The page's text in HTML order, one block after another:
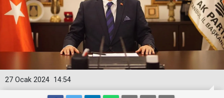
14:54
27 Ocak 2024